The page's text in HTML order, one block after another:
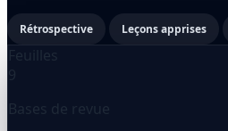
Rétrospective Leçons apprises
Feuilles
9
Bases de revue